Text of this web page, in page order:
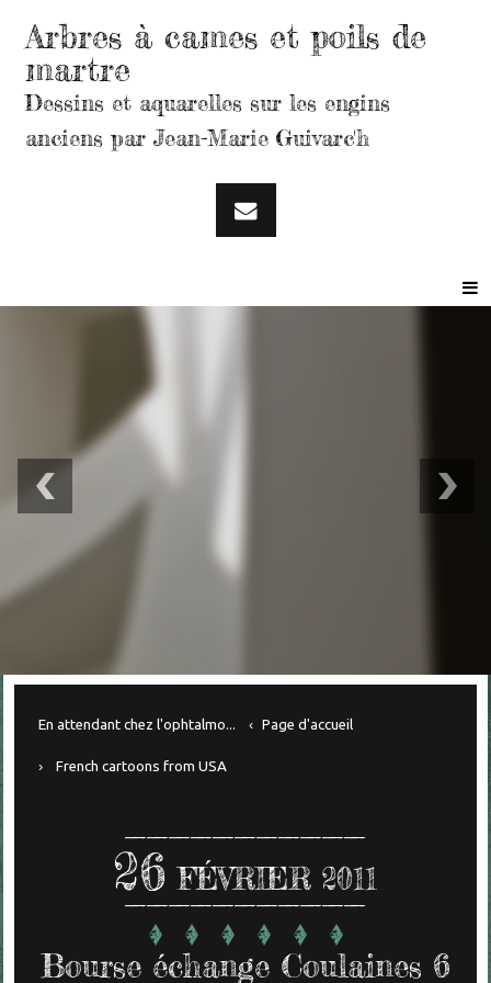
Arbres à cames et poils de
martre
Dessins et aquarelles sur les engins
anciens par Jean-Marie Guivarc'h
En attendant chez l'ophtalmo... Page d'accueil
French cartoons from USA
26 FÉVRIER 2011
Bourse échange Coulaines 6